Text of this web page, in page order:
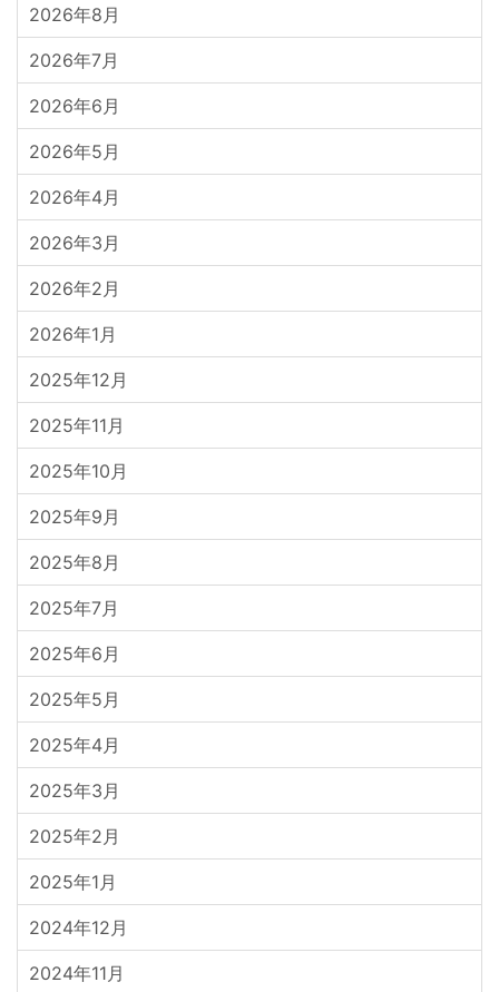
2026年8月
2026年7月
2026年6月
2026年5月
2026年4月
2026年3月
2026年2月
2026年1月
2025年12月
2025年11月
2025年10月
2025年9月
2025年8月
2025年7月
2025年6月
2025年5月
2025年4月
2025年3月
2025年2月
2025年1月
2024年12月
2024年11月